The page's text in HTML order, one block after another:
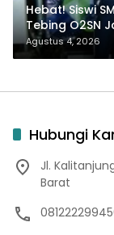
Hebat! Siswi
Tebing O2SN
Agustus 4, 2026
Hubungi
Jl.
Barat